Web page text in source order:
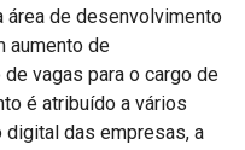
área de desenvolvimento
aumento de
vagas para o cargo de
é atribuído a vários
digital das empresas, a